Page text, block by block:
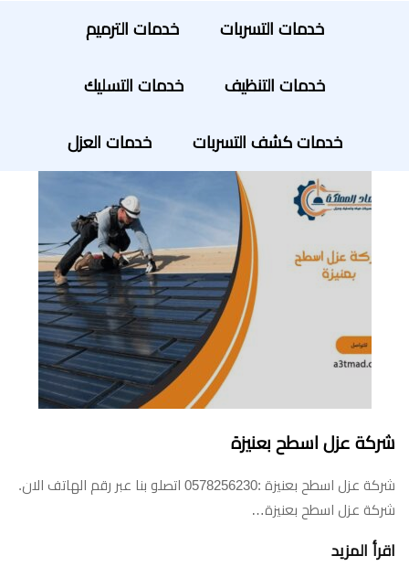
خدمات التسربات خدمات الترميم
خدمات التنظيف خدمات التسليك
خدمات كشف التسربات خدمات العزل
شركة عزل اسطح بعنيزة
شركة عزل اسطح بعنيزة :0578256230 اتصلو بنا عبر رقم الهاتف الان.
شركة عزل اسطح بعنيزة…
اقرأ المزيد